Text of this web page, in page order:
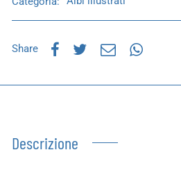
Share
Descrizione